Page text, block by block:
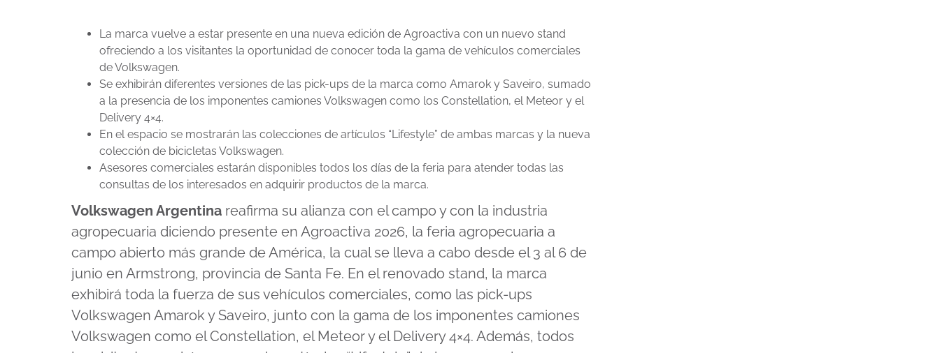
La marca vuelve a estar presente en una nueva edición de Agroactiva con un nuevo stand
ofreciendo a los visitantes la oportunidad de conocer toda la gama de vehículos comerciales
de Volkswagen.
Se exhibirán diferentes versiones de las pick-ups de la marca como Amarok y Saveiro, sumado
a la presencia de los imponentes camiones Volkswagen como los Constellation, el Meteor y el
Delivery 4×4.
En el espacio se mostrarán las colecciones de artículos “Lifestyle” de ambas marcas y la nueva
colección de bicicletas Volkswagen.
Asesores comerciales estarán disponibles todos los días de la feria para atender todas las
consultas de los interesados en adquirir productos de la marca.
Volkswagen Argentina reafirma su alianza con el campo y con la industria
agropecuaria diciendo presente en Agroactiva 2026, la feria agropecuaria a
campo abierto más grande de América, la cual se lleva a cabo desde el 3 al 6 de
junio en Armstrong, provincia de Santa Fe. En el renovado stand, la marca
exhibirá toda la fuerza de sus vehículos comerciales, como las pick-ups
Volkswagen Amarok y Saveiro, junto con la gama de los imponentes camiones
Volkswagen como el Constellation, el Meteor y el Delivery 4×4. Además, todos